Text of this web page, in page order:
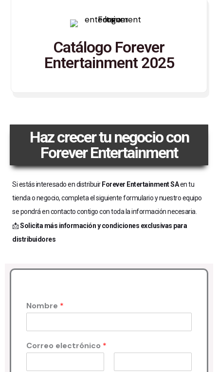
Catálogo Forever
Entertainment 2025
Haz crecer tu negocio con
Forever Entertainment
Si estás interesado en distribuir Forever Entertainment SAen tu
tienda o negocio, completa el siguiente formulario y nuestro equipo
se pondrá en contacto contigo con toda la información necesaria.
📩Solicita más información y condiciones exclusivas para
distribuidores
Nombre *
Correo electrónico *